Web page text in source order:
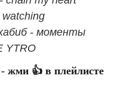
- моменты
YTRO
жми 👍 в плейлисте